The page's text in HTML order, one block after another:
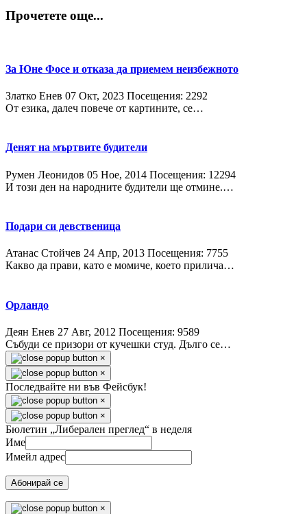
Прочетете още...
За Юне Фосе и отказа да приемем неизбежното
Златко Енев 07 Окт, 2023 Посещения: 2292
От езика, далеч повече от картините, се…
Денят на мъртвите будители
Румен Леонидов 05 Ное, 2014 Посещения: 12294
И този ден на народните будители ще отмине.…
Подари си девственица
Атанас Стойчев 24 Апр, 2013 Посещения: 7755
Какво да прави, като е момиче, което прилича…
Орландо
Деян Енев 27 Авг, 2012 Посещения: 9589
Събуди се призори от кучешки студ. Дълго се…
×
×
Последвайте ни във Фейсбук!
×
×
Бюлетин „Либерален преглед“ в неделя
Име
Имейл адрес
Абонирай се
×